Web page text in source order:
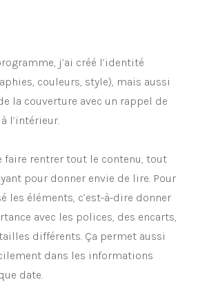
j’ai créé l’identité
couleurs, style), mais aussi
la couverture avec un rappel de
l’intérieur.
faire rentrer tout le contenu, tout
pour donner envie de lire. Pour
les éléments, c’est-à-dire donner
avec les polices, des encarts,
différents. Ça permet aussi
dans les informations
date.